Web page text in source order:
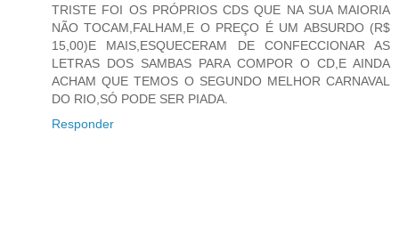
TRISTE FOI OS PRÓPRIOS CDS QUE NA SUA MAIORIA
NÃO TOCAM,FALHAM,E O PREÇO É UM ABSURDO (R$
15,00)E MAIS,ESQUECERAM DE CONFECCIONAR AS
LETRAS DOS SAMBAS PARA COMPOR O CD,E AINDA
ACHAM QUE TEMOS O SEGUNDO MELHOR CARNAVAL
DO RIO,SÓ PODE SER PIADA.
Responder